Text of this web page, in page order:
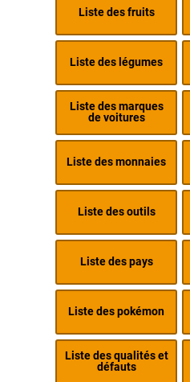
Liste des fruits
Liste des légumes
Liste des marques
de voitures
Liste des monnaies
Liste des outils
Liste des pays
Liste des pokémon
Liste des qualités et
défauts